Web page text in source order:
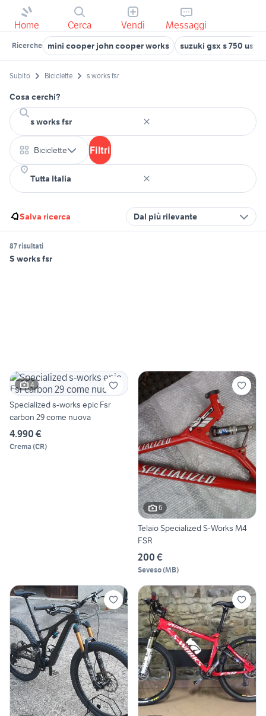
Home Cerca Vendi Messaggi
Ricerche mini cooper john cooper works suzuki gsx s 750 usata
Subito Biciclette s works fsr
Cosa cerchi?
Biciclette Filtri
Salva ricerca Dal più rilevante
87 risultati
S works fsr
4
Specialized s-works epic Fsr
carbon 29 come nuova
4.990 €
Crema (CR)
6
Telaio Specialized S-Works M4
FSR
200 €
Seveso(MB)